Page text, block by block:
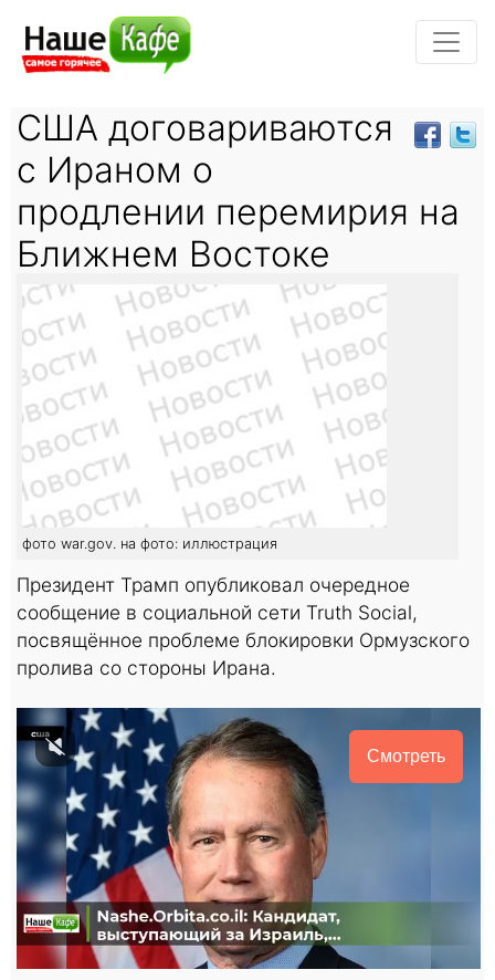
США договариваются
с Ираном о
продлении перемирия на
Ближнем Востоке
фото war.gov. на фото: иллюстрация
Президент Трамп опубликовал очередное
сообщение в социальной сети Truth Social,
посвящённое проблеме блокировки Ормузского
пролива со стороны Ирана.
Смотреть